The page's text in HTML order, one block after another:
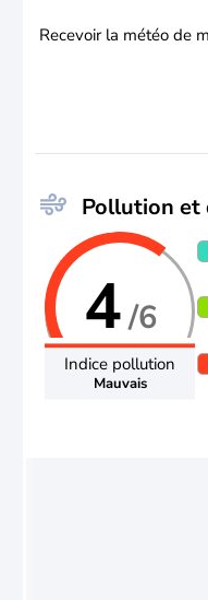
Recevoir la météo de
Pollution et
4/6
Indice pollution
Mauvais